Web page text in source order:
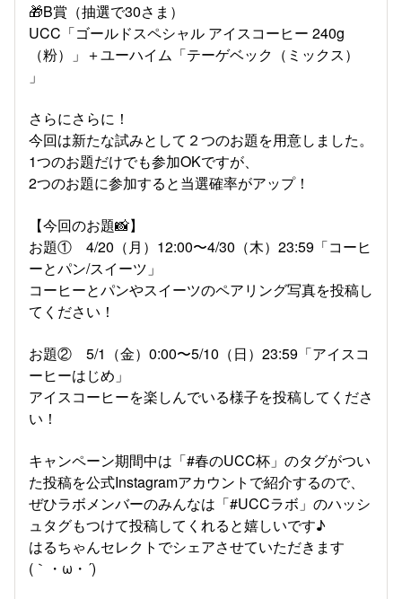
🎁B賞（抽選で30さま）
UCC「ゴールドスペシャル アイスコーヒー 240g
（粉）」＋ユーハイム「テーゲベック（ミックス）
」
さらにさらに！
今回は新たな試みとして２つのお題を用意しました。
1つのお題だけでも参加OKですが、
2つのお題に参加すると当選確率がアップ！
【今回のお題📸】
お題① 4/20（月）12:00〜4/30（木）23:59「コーヒ
ーとパン/スイーツ」
コーヒーとパンやスイーツのペアリング写真を投稿し
てください！
お題② 5/1（金）0:00〜5/10（日）23:59「アイスコ
ーヒーはじめ」
アイスコーヒーを楽しんでいる様子を投稿してくださ
い！
キャンペーン期間中は「#春のUCC杯」のタグがつい
た投稿を公式Instagramアカウントで紹介するので、
ぜひラボメンバーのみんなは「#UCCラボ」のハッシ
ュタグもつけて投稿してくれると嬉しいです♪
はるちゃんセレクトでシェアさせていただきます
(｀・ω・´)ゞ